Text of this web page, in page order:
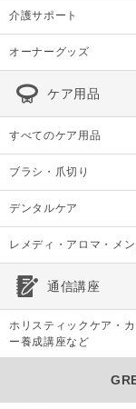
介護サポート
オーナーグッズ
ケア用品
すべてのケア用品
ブラシ・爪切り
デンタルケア
レメディ・アロマ・メ
通信講座
ホリスティックケア・
ー養成講座など